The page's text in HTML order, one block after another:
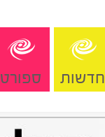
חדשות ספורט